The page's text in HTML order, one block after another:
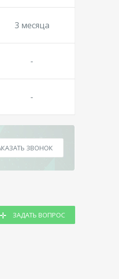
3 месяца
-
-
ЗВОНОК
ЗАДАТЬ ВОПРОС